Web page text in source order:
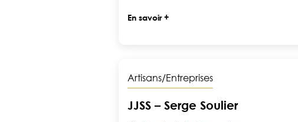
En savoir +
Artisans/Entreprises
JJSS – Serge Soulier